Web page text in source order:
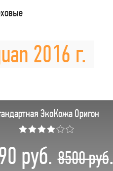
2016 г.
ЭкоКожа Оригон
★★★★☆☆
руб.8500 руб.